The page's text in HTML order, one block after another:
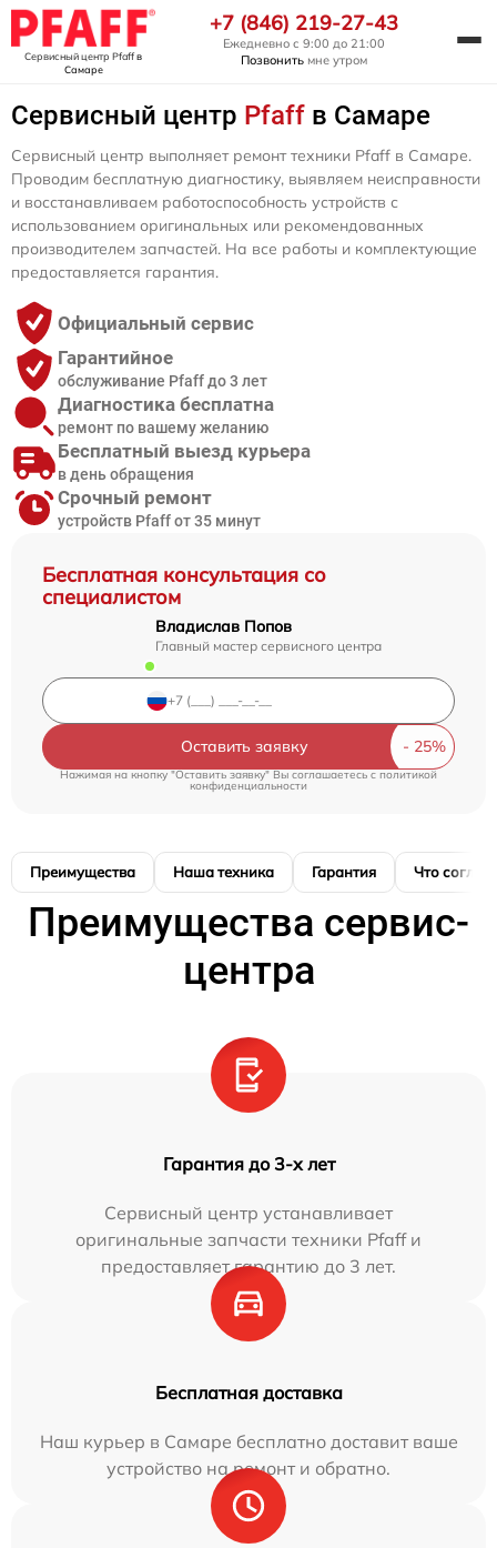
Сервисный центр Pfaffв
Самаре
+7 (846) 219-27-43
Ежедневно с 9:00 до 21:00
Позвонить мне утром
Сервисный центр Pfaff в Самаре
Бесплатная консультация со
специалистом
Владислав Попов
Главный мастер сервисного центра
Оставить заявку
Нажимая на кнопку "Оставить заявку" Вы соглашаетесь cполитикой
конфиденциальности
Сервисный центр выполняет ремонт техники Pfaff в Самаре.
Проводим бесплатную диагностику, выявляем неисправности
и восстанавливаем работоспособность устройств с
использованием оригинальных или рекомендованных
производителем запчастей. На все работы и комплектующие
предоставляется гарантия.
Официальный сервис
Гарантийное
обслуживание Pfaff до 3 лет
Диагностика бесплатна
ремонт по вашему желанию
Бесплатный выезд курьера
в день обращения
Срочный ремонт
устройств Pfaff от 35 минут
Преимущества Наша техника Гарантия Что
Преимущества сервис-
центра
Гарантия до 3-х лет
Сервисный центр устанавливает
оригинальные запчасти техники Pfaff и
предоставляет гарантию до 3 лет.
Бесплатная доставка
Наш курьер в Самаре бесплатно доставит ваше
устройство на ремонт и обратно.